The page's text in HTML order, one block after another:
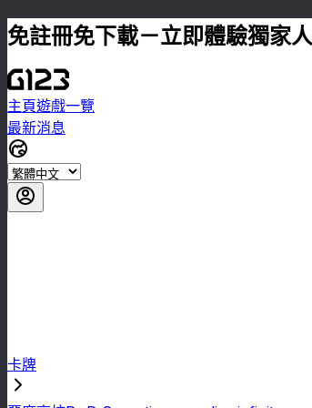
免註冊免下載－立即體驗獨家
主頁遊戲一覽
最新消息
卡牌